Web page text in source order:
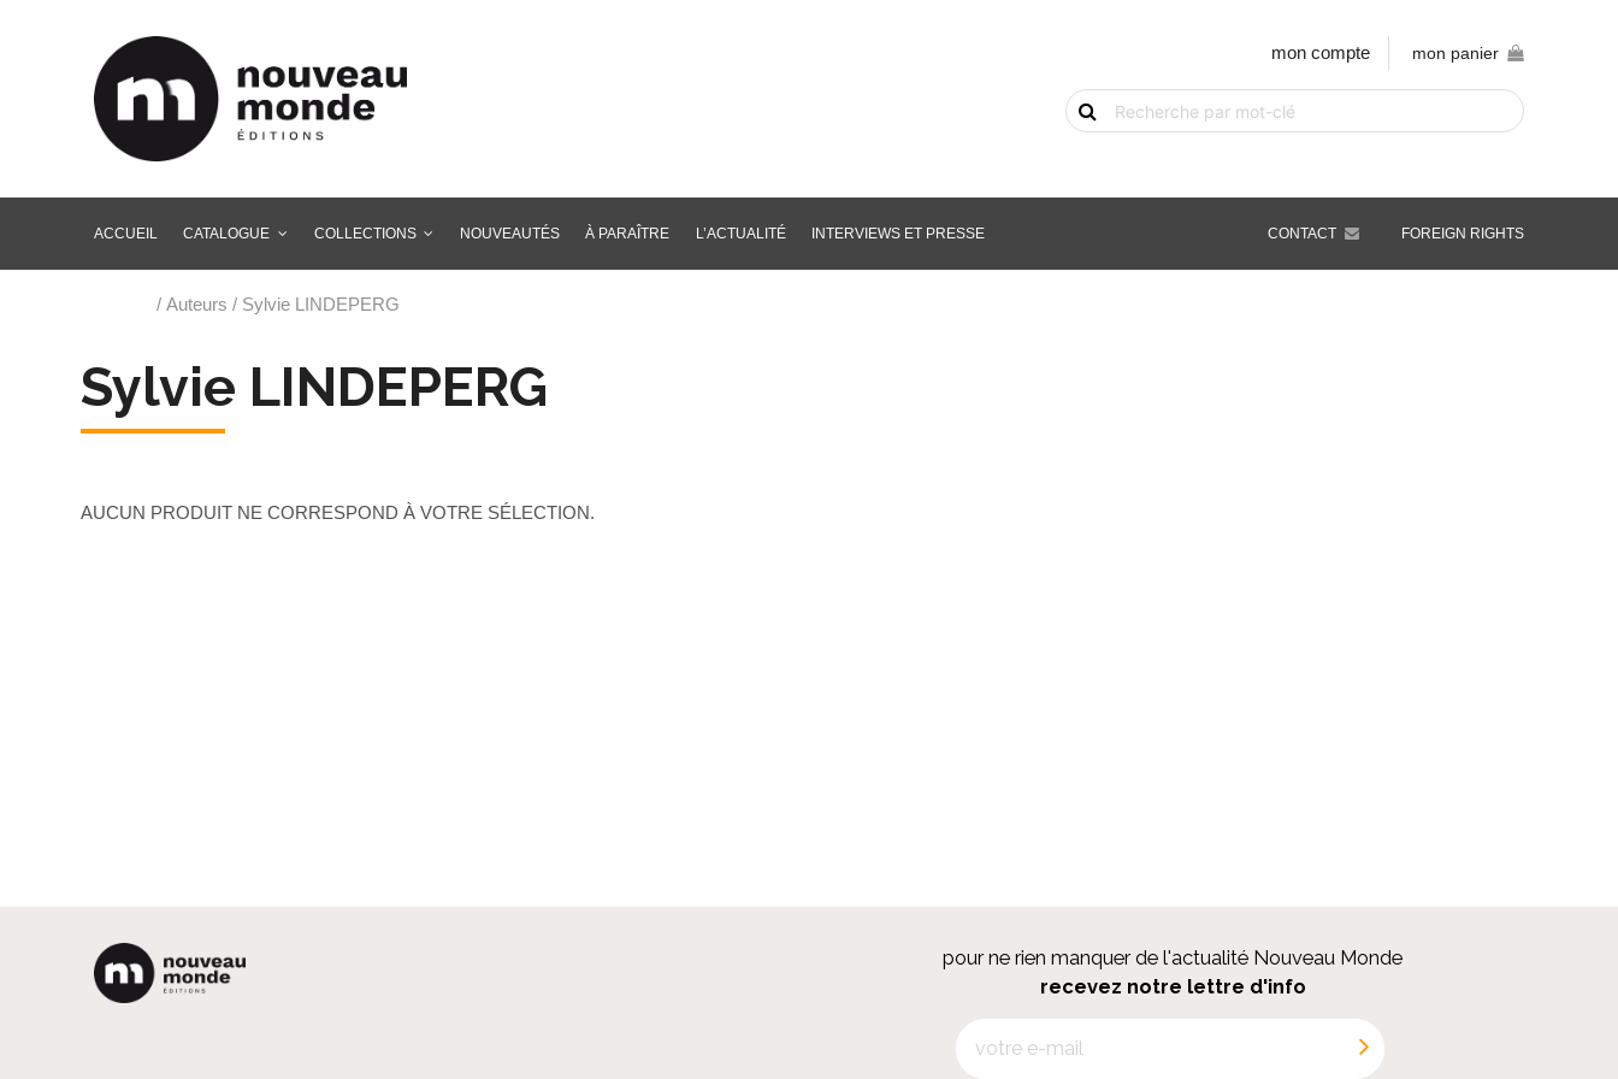
mon compte mon panier
Recherche
de
ACCUEIL
CATALOGUE COLLECTIONS NOUVEAUTÉS À PARAÎTRE L’ACTUALITÉ INTERVIEWS ET PRESSE FOREIGN RIGHTS
CONTACT
/ Auteurs / Sylvie LINDEPERG
Sylvie LINDEPERG
AUCUN PRODUIT NE CORRESPOND À VOTRE SÉLECTION.
pour ne rien manquer de l'actualité Nouveau Monde
recevez notre lettre d'info